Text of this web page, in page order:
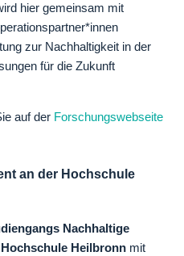
hier gemeinsam mit
zur Nachhaltigkeit in der
für die Zukunft
auf der Forschungswebseite
an der Hochschule
Nachhaltige
Heilbronn mit